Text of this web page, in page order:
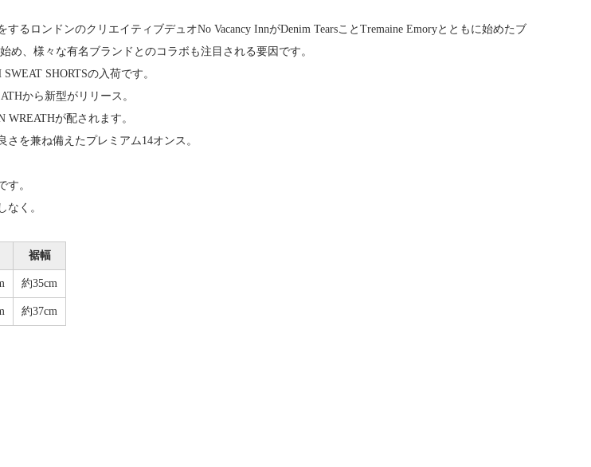
るロンドンのクリエイティブデュオNo Vacancy InnがDenim TearsことTremaine Emoryとともに始めたブ
め、様々な有名ブランドとのコラボも注目される要因です。
SHORTSの入荷です。
から新型がリリース。
WREATHが配されます。
を兼ね備えたプレミアム14オンス。
す。
なく。
裾幅
約35cm
約37cm